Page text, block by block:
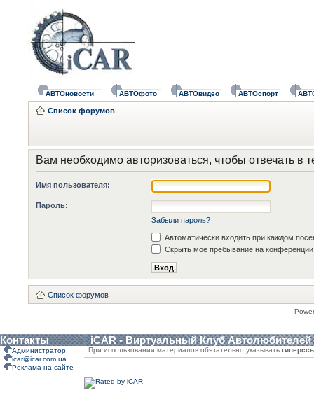
АВТОновости АВТОфото АВТОвидео АВТОспорт
Список форумов
Вам необходимо авторизоваться, чтобы отвечать в
Имя пользователя:
Пароль:
Забыли пароль?
Автоматически входить при каждом
Скрыть моё пребывание на конференции
Список форумов
Контакты iCAR - Виртуальный Клуб Автолюбителей
Администратор
icar@icar.com.ua
Реклама на сайте
При использовании материалов обязательно указывать